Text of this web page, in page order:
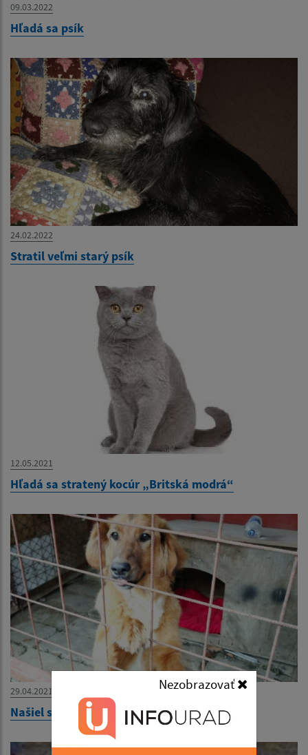
Nezobrazovať
09.03.2022
Hľadá sa psík
24.02.2022
Stratil veľmi starý psík
12.05.2021
Hľadá sa stratený kocúr „Britská modrá“
29.04.2021
Našiel sa psík